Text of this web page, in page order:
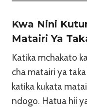
Kwa Nini
Matairi Ya
Katika mchakato
cha matairi ya
katika kukata
ndogo. Hatua hii